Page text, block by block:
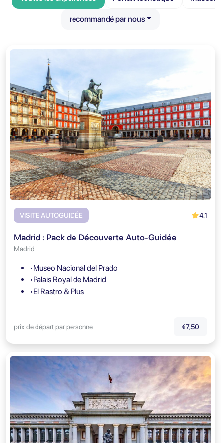
recommandé par nous
VISITE AUTOGUIDÉE 4.1
Madrid : Pack de Découverte Auto-Guidée
Madrid
•Museo Nacional del Prado
•Palais Royal de Madrid
•El Rastro & Plus
prix de départ par personne €7,50